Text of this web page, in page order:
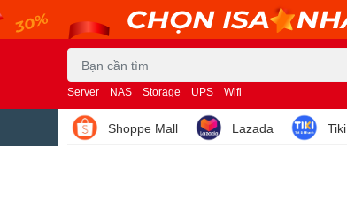
Server NAS Storage UPS Wifi
Shoppe Mall Lazada Tiki